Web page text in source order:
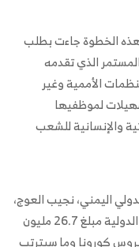
هذه الخطوة جاءت بطلب
الذي تقدمه
الأممية وغير
لموظفيها
والإنسانية للشعب
اليمني، نجيب العوج،
عن تخصيص البنك الدولي ومؤسسة التمويل الدولية مبلغ 26.7 مليون
كورونا وما سيترتب